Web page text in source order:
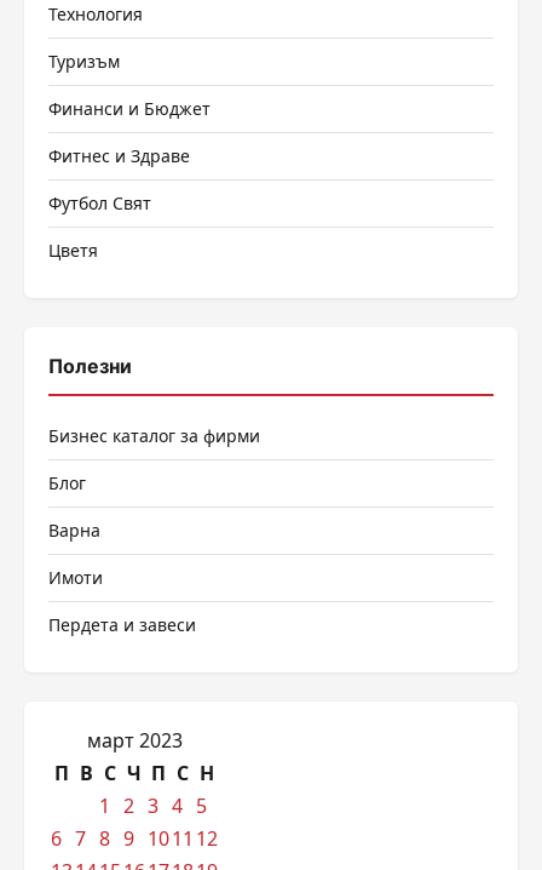
Технология
Туризъм
Финанси и Бюджет
Фитнес и Здраве
Футбол Свят
Цветя
Полезни
Бизнес каталог за фирми
Блог
Варна
Имоти
Пердета и завеси
март 2023
П В С Ч П С Н
1
2 3 4 5
6 7 8 9 1011 12